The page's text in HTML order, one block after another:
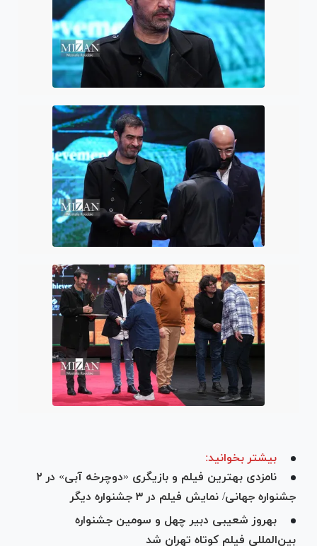
بیشتر بخوانید:
نامزدی بهترین فیلم و بازیگری «دوچرخه آبی» در ۲
جشنواره جهانی/ نمایش فیلم در ۳ جشنواره دیگر
بهروز شعیبی دبیر چهل و سومین جشنواره
بین‌المللی فیلم کوتاه تهران شد